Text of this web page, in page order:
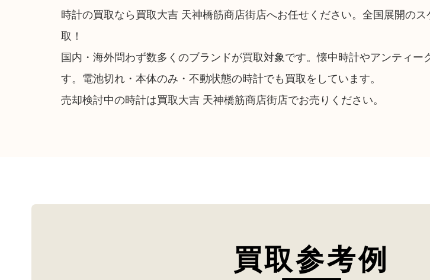
時計の買取なら買取大吉 天神橋筋商店街店へお任せください。全国展開の
取！
国内・海外問わず数多くのブランドが買取対象です。懐中時計やアンティー
す。電池切れ・本体のみ・不動状態の時計でも買取をしています。
売却検討中の時計は買取大吉 天神橋筋商店街店でお売りください。
買取参考例